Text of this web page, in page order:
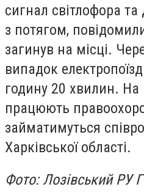
сигнал світлофора та
з потягом,
загинув на місці.
випадок
годину 20 хвилин. На
працюють
займатимуться
Харківської області.
Фото: Лозівський РУ